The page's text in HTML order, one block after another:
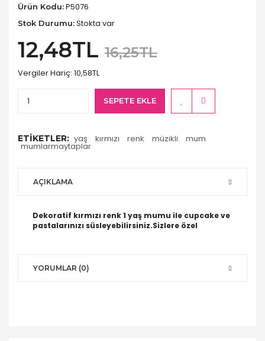
Ürün Kodu:P5076
Stok Durumu:Stokta var
12,48TL 16,25TL
Vergiler Hariç: 10,58TL
SEPETE EKLE
ETIKETLER: yaş kırmızı renk müzikli mum
mumlarmaytaplar
AÇIKLAMA
Dekoratif kırmızı renk 1 yaş mumu ile cupcake ve
pastalarınızı süsleyebilirsiniz.Sizlere özel
YORUMLAR (0)